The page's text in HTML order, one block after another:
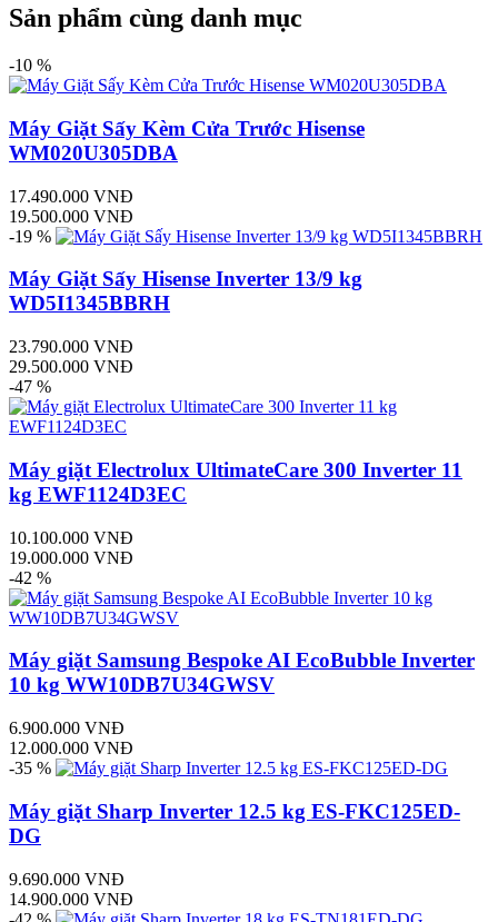
Sản phẩm cùng danh mục
-10 %
Máy Giặt Sấy Kèm Cửa Trước Hisense
WM020U305DBA
17.490.000 VNĐ
19.500.000 VNĐ
-19 %
Máy Giặt Sấy Hisense Inverter 13/9 kg
WD5I1345BBRH
23.790.000 VNĐ
29.500.000 VNĐ
-47 %
Máy giặt Electrolux UltimateCare 300 Inverter 11
kg EWF1124D3EC
10.100.000 VNĐ
19.000.000 VNĐ
-42 %
Máy giặt Samsung Bespoke AI EcoBubble Inverter
10 kg WW10DB7U34GWSV
6.900.000 VNĐ
12.000.000 VNĐ
-35 %
Máy giặt Sharp Inverter 12.5 kg ES-FKC125ED-
DG
9.690.000 VNĐ
14.900.000 VNĐ